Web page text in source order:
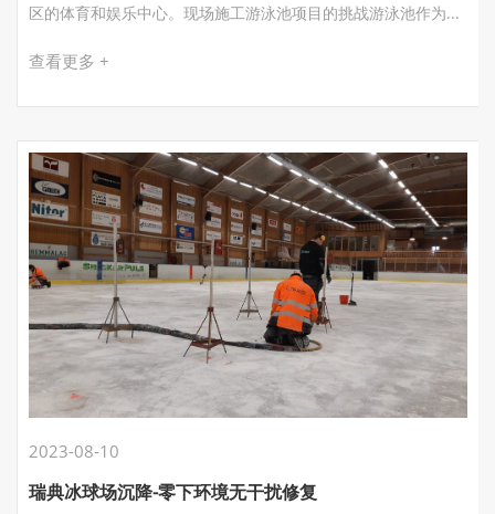
区的体育和娱乐中心。现场施工游泳池项目的挑战游泳池作为...
查看更多 +
2023-08-10
瑞典冰球场沉降-零下环境无干扰修复